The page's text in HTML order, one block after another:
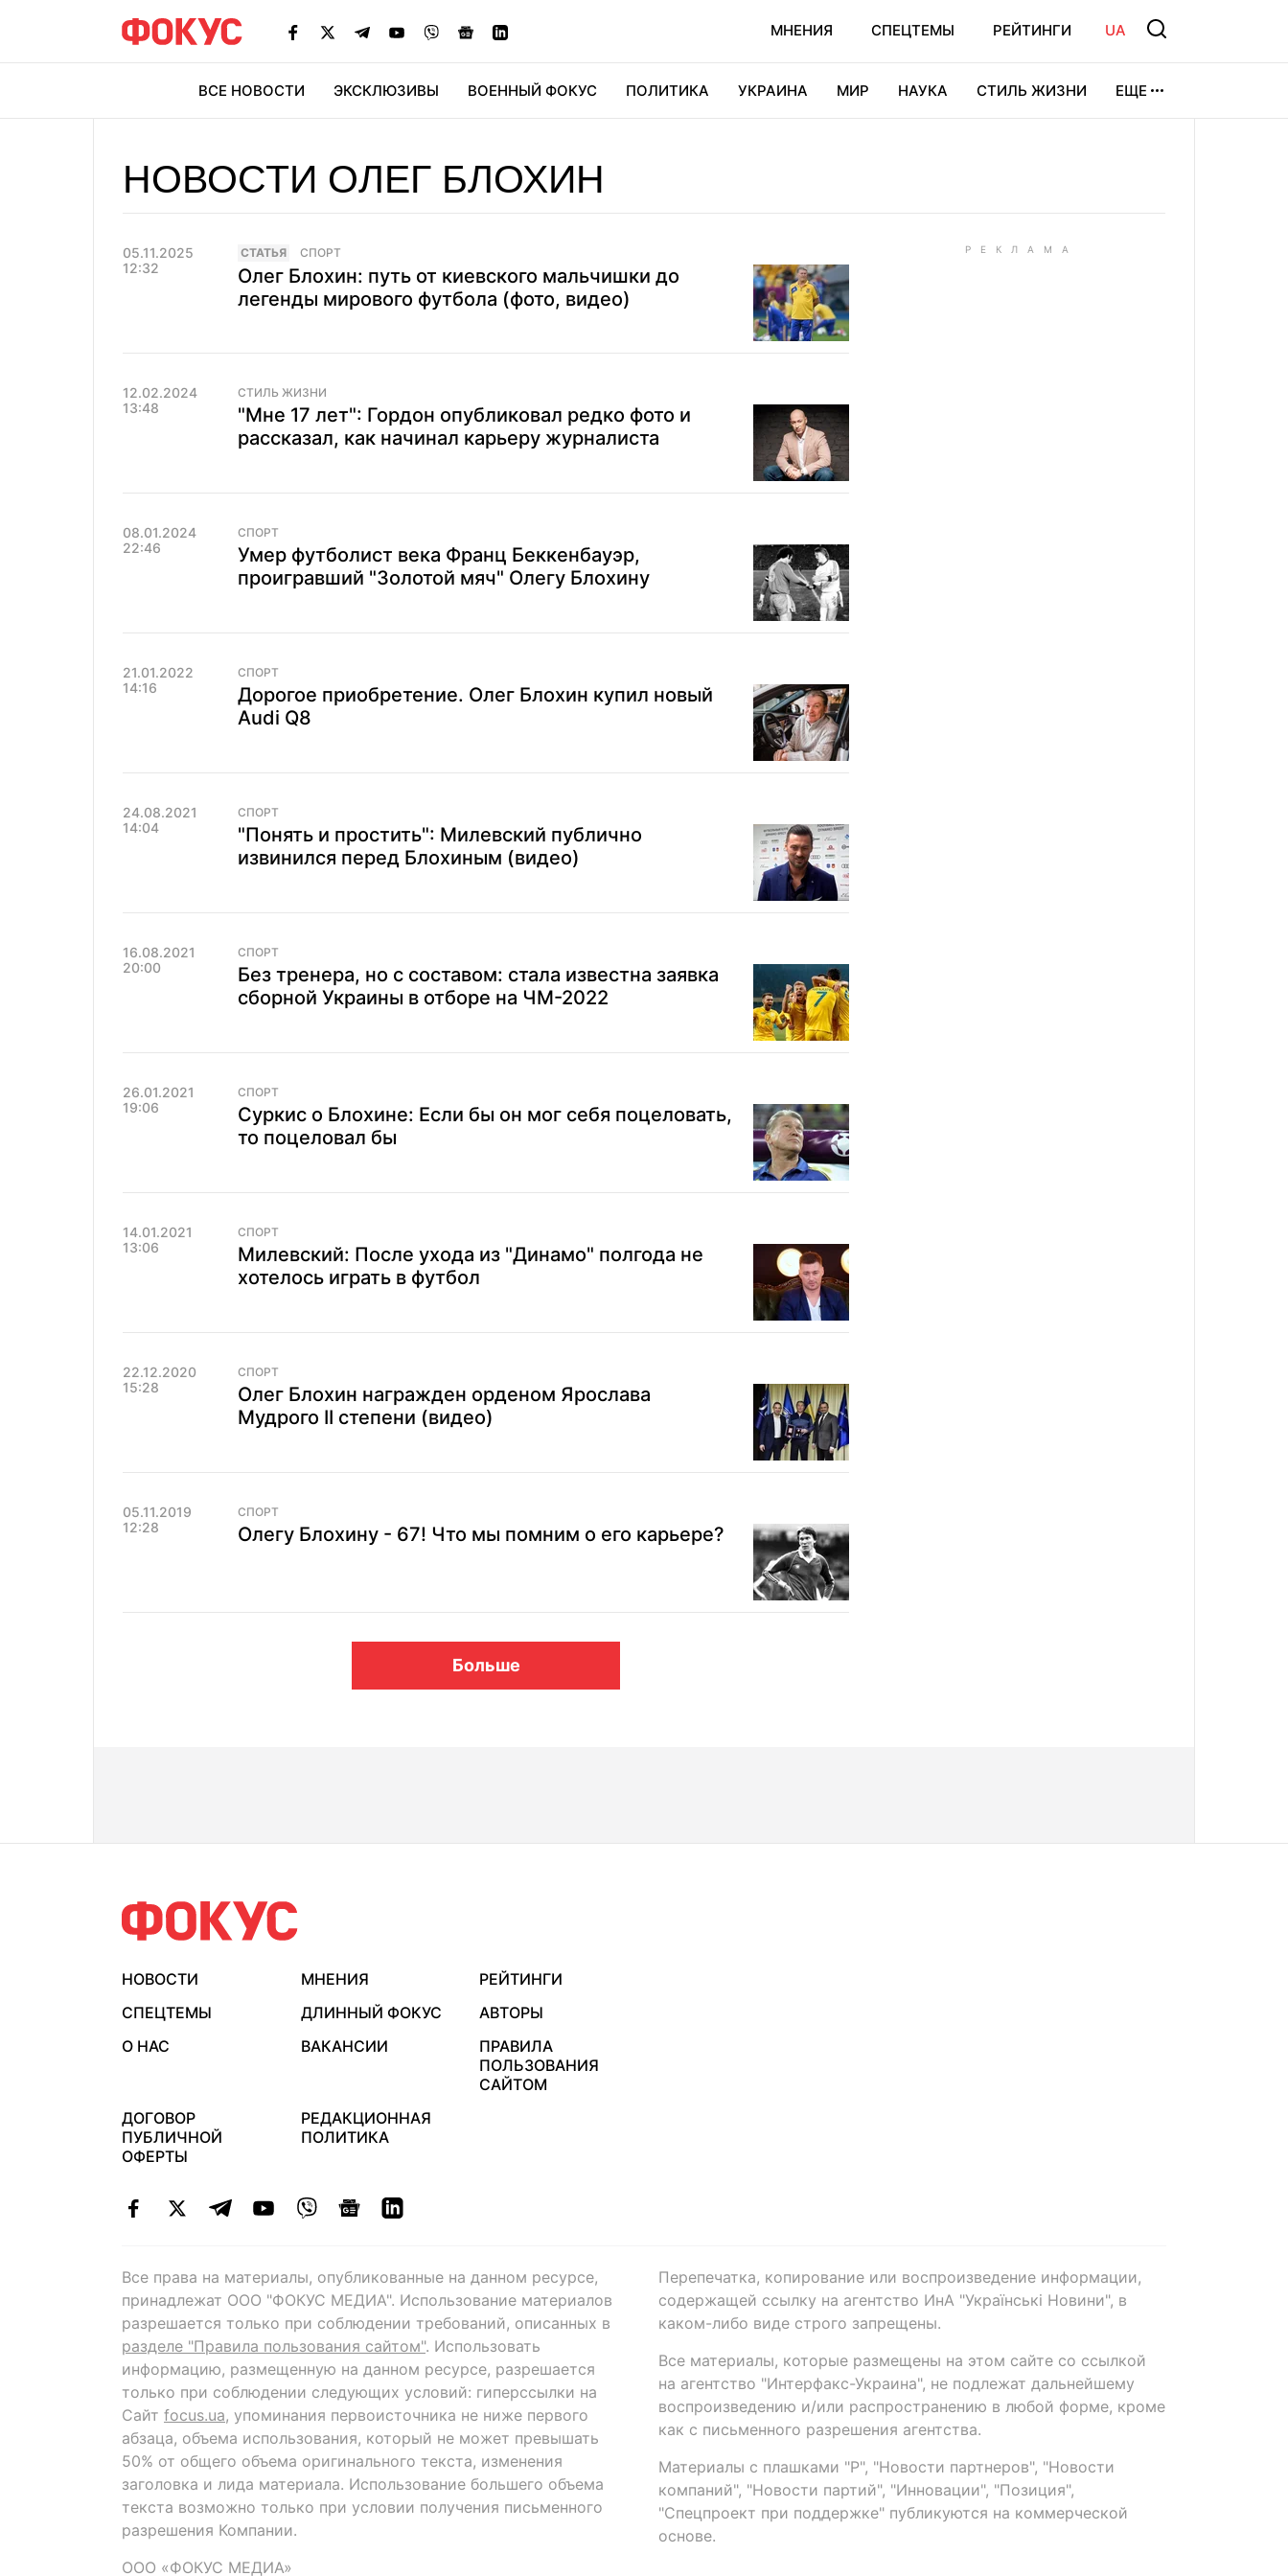
МНЕНИЯ СПЕЦТЕМЫ РЕЙТИНГИ UA
ВСЕ НОВОСТИ ЭКСКЛЮЗИВЫ ВОЕННЫЙ ФОКУС ПОЛИТИКА УКРАИНА МИР НАУКА СТИЛЬ ЖИЗНИ ЕЩЕ
НОВОСТИ ОЛЕГ БЛОХИН
05.11.2025
12:32
CТАТЬЯ СПОРТ
Олег Блохин: путь от киевского мальчишки до
легенды мирового футбола (фото, видео)
12.02.2024
13:48
СТИЛЬ ЖИЗНИ
"Мне 17 лет": Гордон опубликовал редко фото и
рассказал, как начинал карьеру журналиста
08.01.2024
22:46
СПОРТ
Умер футболист века Франц Беккенбауэр,
проигравший "Золотой мяч" Олегу Блохину
21.01.2022
14:16
СПОРТ
Дорогое приобретение. Олег Блохин купил новый
Audi Q8
24.08.2021
14:04
СПОРТ
"Понять и простить": Милевский публично
извинился перед Блохиным (видео)
16.08.2021
20:00
СПОРТ
Без тренера, но с составом: стала известна заявка
сборной Украины в отборе на ЧМ-2022
26.01.2021
19:06
СПОРТ
Суркис о Блохине: Если бы он мог себя поцеловать,
то поцеловал бы
14.01.2021
13:06
СПОРТ
Милевский: После ухода из "Динамо" полгода не
хотелось играть в футбол
22.12.2020
15:28
СПОРТ
Олег Блохин награжден орденом Ярослава
Мудрого II степени (видео)
05.11.2019
12:28
СПОРТ
Олегу Блохину - 67! Что мы помним о его карьере?
Больше
НОВОСТИ МНЕНИЯ
РЕЙТИНГИ
СПЕЦТЕМЫ
ДЛИННЫЙ ФОКУС
АВТОРЫ
О НАС
ВАКАНСИИ
ПРАВИЛА
ПОЛЬЗОВАНИЯ
САЙТОМ
ДОГОВОР
ПУБЛИЧНОЙ
ОФЕРТЫ
РЕДАКЦИОННАЯ
ПОЛИТИКА
Все права на материалы, опубликованные на данном ресурсе,
принадлежат ООО "ФОКУС МЕДИА". Использование материалов
разрешается только при соблюдении требований, описанных в
разделе "Правила пользования сайтом". Использовать
информацию, размещенную на данном ресурсе, разрешается
только при соблюдении следующих условий: гиперссылки на
Сайт focus.ua, упоминания первоисточника не ниже первого
абзаца, объема использования, который не может превышать
50% от общего объема оригинального текста, изменения
заголовка и лида материала. Использование большего объема
текста возможно только при условии получения письменного
разрешения Компании.
ООО «ФОКУС МЕДИА»
Перепечатка, копирование или воспроизведение информации,
содержащей ссылку на агентство ИнА "Українські Новини", в
каком-либо виде строго запрещены.
Все материалы, которые размещены на этом сайте со ссылкой
на агентство "Интерфакс-Украина", не подлежат дальнейшему
воспроизведению и/или распространению в любой форме, кроме
как с письменного разрешения агентства.
Материалы с плашками "Р", "Новости партнеров", "Новости
компаний", "Новости партий", "Инновации", "Позиция",
"Спецпроект при поддержке" публикуются на коммерческой
основе.